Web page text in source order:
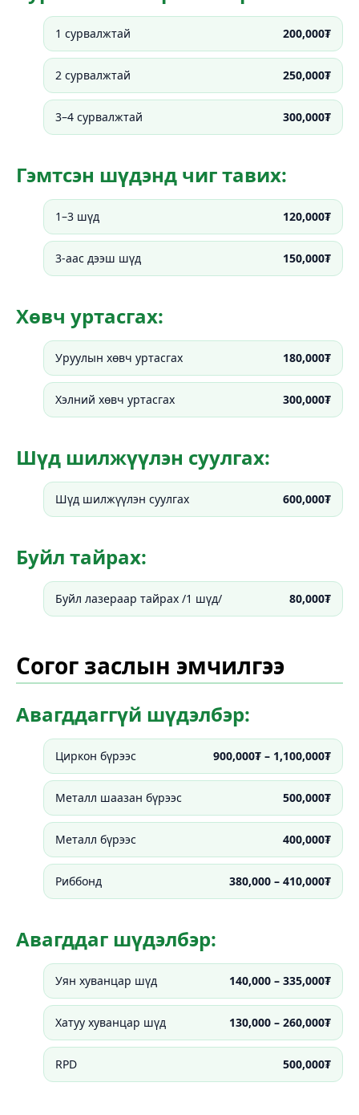
1 сурвалжтай 200,000₮
2 сурвалжтай 250,000₮
3–4 сурвалжтай 300,000₮
Гэмтсэн шүдэнд чиг тавих:
1–3 шүд 120,000₮
3-аас дээш шүд 150,000₮
Хөвч уртасгах:
Уруулын хөвч уртасгах 180,000₮
Хэлний хөвч уртасгах 300,000₮
Шүд шилжүүлэн суулгах:
Шүд шилжүүлэн суулгах 600,000₮
Буйл тайрах:
Буйл лазераар тайрах /1 шүд/ 80,000₮
Согог заслын эмчилгээ
Авагддаггүй шүдэлбэр:
Циркон бүрээс 900,000₮ – 1,100,000₮
Металл шаазан бүрээс 500,000₮
Металл бүрээс 400,000₮
Риббонд 380,000 – 410,000₮
Авагддаг шүдэлбэр:
Уян хуванцар шүд 140,000 – 335,000₮
Хатуу хуванцар шүд 130,000 – 260,000₮
RPD 500,000₮